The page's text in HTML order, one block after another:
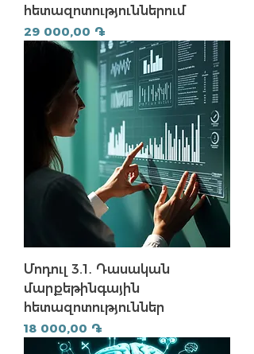
հետազոտություններում
Price
29 000,00 ֏
Մոդուլ 3.1․ Դասական
մարքեթինգային
հետազոտություններ
Price
18 000,00 ֏